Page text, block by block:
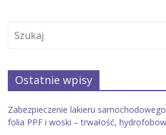
Ostatnie wpisy
Zabezpieczenie lakieru
folia PPF i woski – trwałość,